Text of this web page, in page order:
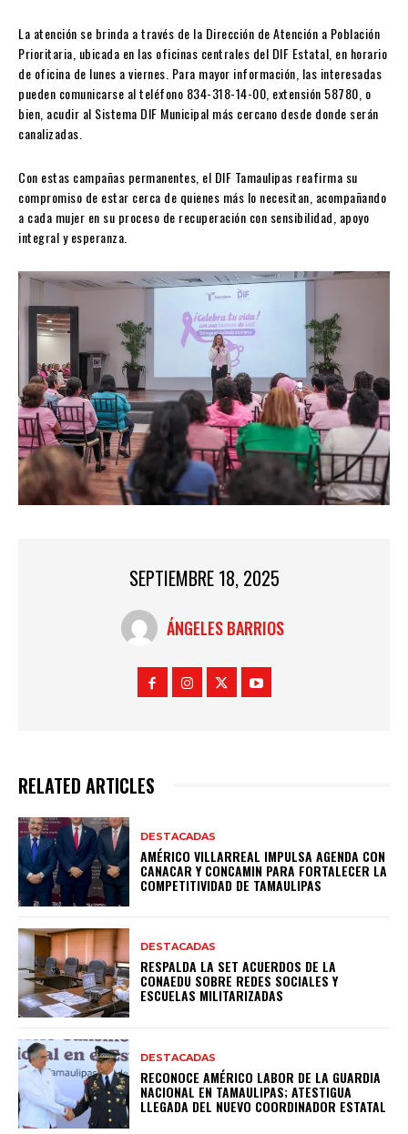
La atención se brinda a través de la Dirección de Atención a Población
Prioritaria, ubicada en las oficinas centrales del DIF Estatal, en horario
de oficina de lunes a viernes. Para mayor información, las interesadas
pueden comunicarse al teléfono 834-318-14-00, extensión 58780, o
bien, acudir al Sistema DIF Municipal más cercano desde donde serán
canalizadas.
Con estas campañas permanentes, el DIF Tamaulipas reafirma su
compromiso de estar cerca de quienes más lo necesitan, acompañando
a cada mujer en su proceso de recuperación con sensibilidad, apoyo
integral y esperanza.
SEPTIEMBRE 18, 2025
ÁNGELES BARRIOS
RELATED ARTICLES
DESTACADAS
AMÉRICO VILLARREAL IMPULSA AGENDA CON
CANACAR Y CONCAMIN PARA FORTALECER LA
COMPETITIVIDAD DE TAMAULIPAS
DESTACADAS
RESPALDA LA SET ACUERDOS DE LA
CONAEDU SOBRE REDES SOCIALES Y
ESCUELAS MILITARIZADAS
DESTACADAS
RECONOCE AMÉRICO LABOR DE LA GUARDIA
NACIONAL EN TAMAULIPAS; ATESTIGUA
LLEGADA DEL NUEVO COORDINADOR ESTATAL